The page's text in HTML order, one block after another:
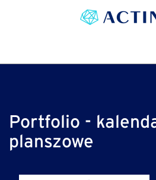
Portfolio -
planszowe